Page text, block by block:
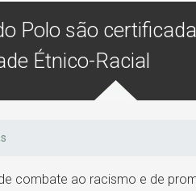
Polo são
Étnico-Racial
combate ao racismo e de